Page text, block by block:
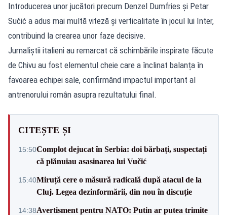
Introducerea unor jucători precum Denzel Dumfries și Petar
Sučić a adus mai multă viteză și verticalitate în jocul lui Inter,
contribuind la crearea unor faze decisive.
Jurnaliștii italieni au remarcat că schimbările inspirate făcute
de Chivu au fost elementul cheie care a înclinat balanța în
favoarea echipei sale, confirmând impactul important al
antrenorului român asupra rezultatului final.
CITEȘTE ȘI
15:50Complot dejucat în Serbia: doi bărbați, suspectați
că plănuiau asasinarea lui Vučić
15:40Miruță cere o măsură radicală după atacul de la
Cluj. Legea dezinformării, din nou în discuție
14:38Avertisment pentru NATO: Putin ar putea trimite